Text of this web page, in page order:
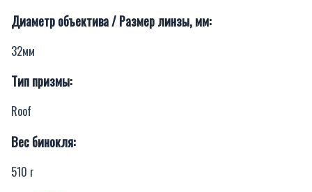
Диаметр объектива / Размер линзы, мм:
32мм
Тип призмы:
Roof
Вес бинокля:
510 г